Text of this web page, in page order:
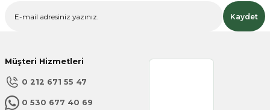
Kaydet
Müşteri Hizmetleri
0 212 671 55 47
0 530 677 40 69